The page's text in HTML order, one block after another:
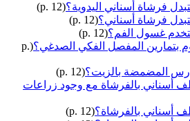
فرشاة أسناني اليدوية؟(p. 12)
فرشاة أسناني؟(p. 12)
غسول الفم؟(p. 12)
بتمارين المفصل الفكي الصدغي؟ (p.
المضمضة بالزيت؟(p. 12)
أسناني بالفرشاة مع وجود زراعات
أسناني بالفرشاة؟(p. 12)